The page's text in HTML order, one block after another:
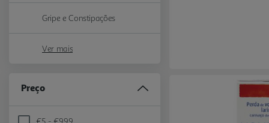
Gripe e Constipações
Refine by Categoria: Gripe e Constipações
Ver mais
Preço
€5 - €9,99